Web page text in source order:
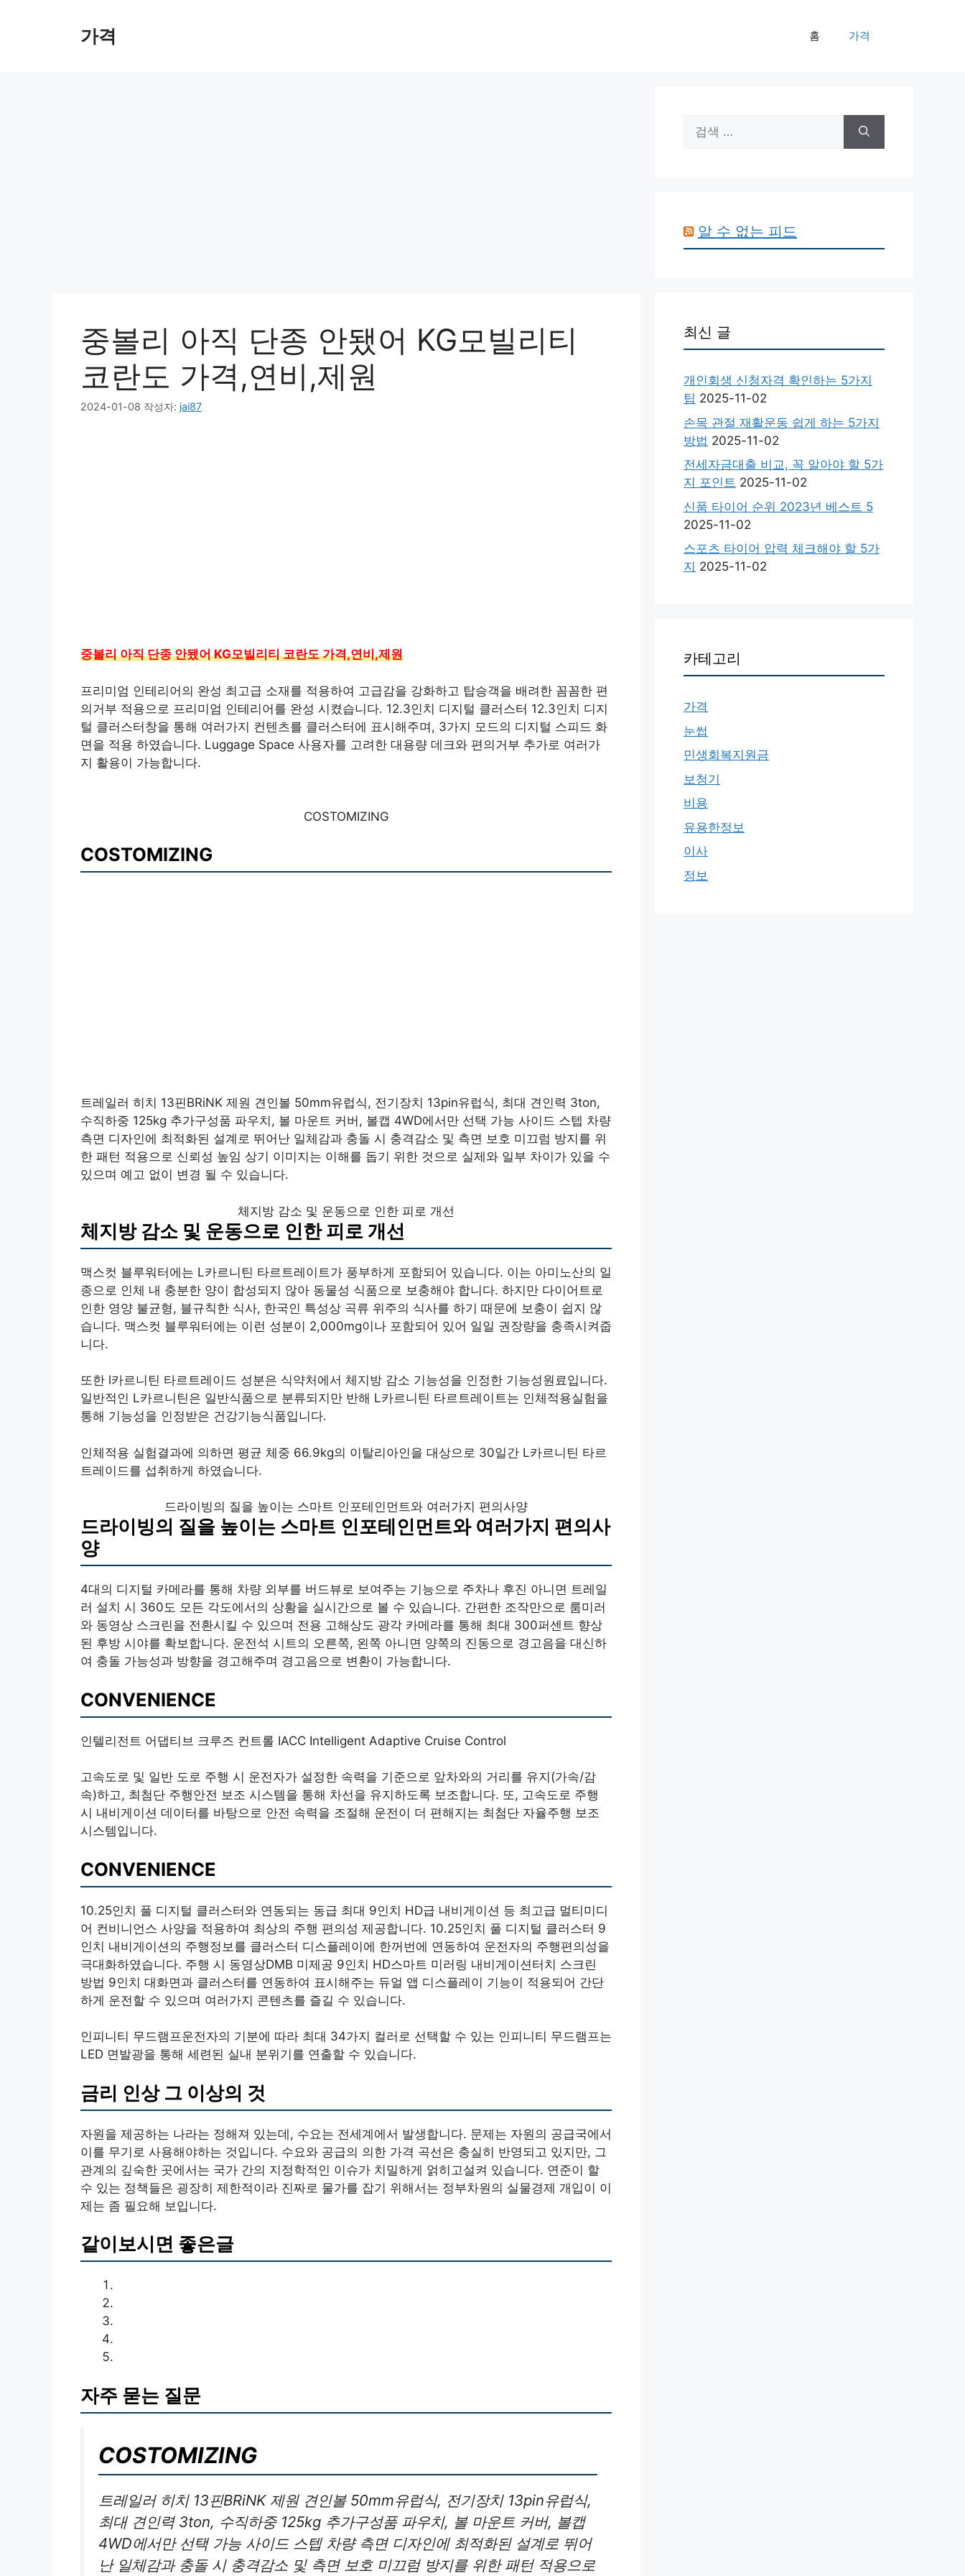
가격 홈 가격
중볼리 아직 단종 안됐어 KG모빌리티
코란도 가격,연비,제원
2024-01-08 작성자: jai87
중볼리 아직 단종 안됐어 KG모빌리티 코란도 가격,연비,제원
프리미엄 인테리어의 완성 최고급 소재를 적용하여 고급감을 강화하고 탑승객을 배려한 꼼꼼한 편
의거부 적용으로 프리미엄 인테리어를 완성 시켰습니다. 12.3인치 디지털 클러스터 12.3인치 디지
털 클러스터창을 통해 여러가지 컨텐츠를 클러스터에 표시해주며, 3가지 모드의 디지털 스피드 화
면을 적용 하였습니다. Luggage Space 사용자를 고려한 대용량 데크와 편의거부 추가로 여러가
지 활용이 가능합니다.
COSTOMIZING
COSTOMIZING
트레일러 히치 13핀BRiNK 제원 견인볼 50mm유럽식, 전기장치 13pin유럽식, 최대 견인력 3ton,
수직하중 125kg 추가구성품 파우치, 볼 마운트 커버, 볼캡 4WD에서만 선택 가능 사이드 스텝 차량
측면 디자인에 최적화된 설계로 뛰어난 일체감과 충돌 시 충격감소 및 측면 보호 미끄럼 방지를 위
한 패턴 적용으로 신뢰성 높임 상기 이미지는 이해를 돕기 위한 것으로 실제와 일부 차이가 있을 수
있으며 예고 없이 변경 될 수 있습니다.
체지방 감소 및 운동으로 인한 피로 개선
체지방 감소 및 운동으로 인한 피로 개선
맥스컷 블루워터에는 L카르니틴 타르트레이트가 풍부하게 포함되어 있습니다. 이는 아미노산의 일
종으로 인체 내 충분한 양이 합성되지 않아 동물성 식품으로 보충해야 합니다. 하지만 다이어트로
인한 영양 불균형, 블규칙한 식사, 한국인 특성상 곡류 위주의 식사를 하기 때문에 보충이 쉽지 않
습니다. 맥스컷 블루워터에는 이런 성분이 2,000mg이나 포함되어 있어 일일 권장량을 충족시켜줍
니다.
또한 l카르니틴 타르트레이드 성분은 식약처에서 체지방 감소 기능성을 인정한 기능성원료입니다.
일반적인 L카르니틴은 일반식품으로 분류되지만 반해 L카르니틴 타르트레이트는 인체적용실험을
통해 기능성을 인정받은 건강기능식품입니다.
인체적용 실험결과에 의하면 평균 체중 66.9kg의 이탈리아인을 대상으로 30일간 L카르니틴 타르
트레이드를 섭취하게 하였습니다.
드라이빙의 질을 높이는 스마트 인포테인먼트와 여러가지 편의사양
드라이빙의 질을 높이는 스마트 인포테인먼트와 여러가지 편의사
양
4대의 디지털 카메라를 통해 차량 외부를 버드뷰로 보여주는 기능으로 주차나 후진 아니면 트레일
러 설치 시 360도 모든 각도에서의 상황을 실시간으로 볼 수 있습니다. 간편한 조작만으로 룸미러
와 동영상 스크린을 전환시킬 수 있으며 전용 고해상도 광각 카메라를 통해 최대 300퍼센트 향상
된 후방 시야를 확보합니다. 운전석 시트의 오른쪽, 왼쪽 아니면 양쪽의 진동으로 경고음을 대신하
여 충돌 가능성과 방향을 경고해주며 경고음으로 변환이 가능합니다.
CONVENIENCE
인텔리전트 어댑티브 크루즈 컨트롤 IACC Intelligent Adaptive Cruise Control
고속도로 및 일반 도로 주행 시 운전자가 설정한 속력을 기준으로 앞차와의 거리를 유지(가속/감
속)하고, 최첨단 주행안전 보조 시스템을 통해 차선을 유지하도록 보조합니다. 또, 고속도로 주행
시 내비게이션 데이터를 바탕으로 안전 속력을 조절해 운전이 더 편해지는 최첨단 자율주행 보조
시스템입니다.
CONVENIENCE
10.25인치 풀 디지털 클러스터와 연동되는 동급 최대 9인치 HD급 내비게이션 등 최고급 멀티미디
어 컨비니언스 사양을 적용하여 최상의 주행 편의성 제공합니다. 10.25인치 풀 디지털 클러스터 9
인치 내비게이션의 주행정보를 클러스터 디스플레이에 한꺼번에 연동하여 운전자의 주행편의성을
극대화하였습니다. 주행 시 동영상DMB 미제공 9인치 HD스마트 미러링 내비게이션터치 스크린
방법 9인치 대화면과 클러스터를 연동하여 표시해주는 듀얼 앱 디스플레이 기능이 적용되어 간단
하게 운전할 수 있으며 여러가지 콘텐츠를 즐길 수 있습니다.
인피니티 무드램프운전자의 기분에 따라 최대 34가지 컬러로 선택할 수 있는 인피니티 무드램프는
LED 면발광을 통해 세련된 실내 분위기를 연출할 수 있습니다.
금리 인상 그 이상의 것
자원을 제공하는 나라는 정해져 있는데, 수요는 전세계에서 발생합니다. 문제는 자원의 공급국에서
이를 무기로 사용해야하는 것입니다. 수요와 공급의 의한 가격 곡선은 충실히 반영되고 있지만, 그
관계의 깊숙한 곳에서는 국가 간의 지정학적인 이슈가 치밀하게 얽히고설켜 있습니다. 연준이 할
수 있는 정책들은 굉장히 제한적이라 진짜로 물가를 잡기 위해서는 정부차원의 실물경제 개입이 이
제는 좀 필요해 보입니다.
같이보시면 좋은글
자주 묻는 질문
COSTOMIZING
트레일러 히치 13핀BRiNK 제원 견인볼 50mm유럽식, 전기장치 13pin유럽식,
최대 견인력 3ton, 수직하중 125kg 추가구성품 파우치, 볼 마운트 커버, 볼캡
4WD에서만 선택 가능 사이드 스텝 차량 측면 디자인에 최적화된 설계로 뛰어
난 일체감과 충돌 시 충격감소 및 측면 보호 미끄럼 방지를 위한 패턴 적용으로
색:
알 수 없는 피드
최신 글
개인회생 신청자격 확인하는 5가지
팁 2025-11-02
손목 관절 재활운동 쉽게 하는 5가지
방법 2025-11-02
전세자금대출 비교, 꼭 알아야 할 5가
지 포인트 2025-11-02
신품 타이어 순위 2023년 베스트 5
2025-11-02
스포츠 타이어 압력 체크해야 할 5가
지 2025-11-02
카테고리
가격
눈썹
민생회복지원금
보청기
비용
유용한정보
이사
정보